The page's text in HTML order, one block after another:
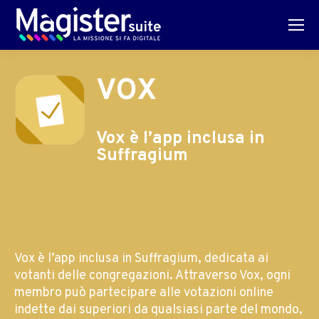
VOX
Vox è l’app inclusa in
Suffragium
Vox è l’app inclusa in Suffragium, dedicata ai
votanti delle congregazioni. Attraverso Vox, ogni
membro può partecipare alle votazioni online
indette dai superiori da qualsiasi parte del mondo,